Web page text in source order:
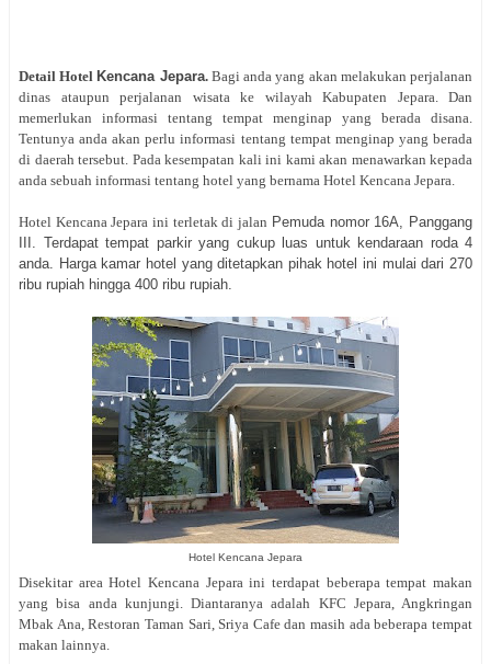
Detail Hotel Kencana Jepara. Bagi anda yang akan melakukan perjalanan
dinas ataupun perjalanan wisata ke wilayah Kabupaten Jepara. Dan
memerlukan informasi tentang tempat menginap yang berada disana.
Tentunya anda akan perlu informasi tentang tempat menginap yang berada
di daerah tersebut. Pada kesempatan kali ini kami akan menawarkan kepada
anda sebuah informasi tentang hotel yang bernama Hotel Kencana Jepara.
Hotel Kencana Jepara ini terletak di jalan Pemuda nomor 16A, Panggang
III. Terdapat tempat parkir yang cukup luas untuk kendaraan roda 4
anda. Harga kamar hotel yang ditetapkan pihak hotel ini mulai dari 270
ribu rupiah hingga 400 ribu rupiah.
Hotel Kencana Jepara
Disekitar area Hotel Kencana Jepara ini terdapat beberapa tempat makan
yang bisa anda kunjungi. Diantaranya adalah KFC Jepara, Angkringan
Mbak Ana, Restoran Taman Sari, Sriya Cafe dan masih ada beberapa tempat
makan lainnya.